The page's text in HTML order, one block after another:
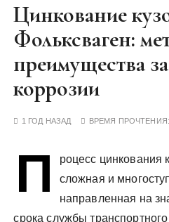
Цинкование
Фольксваген:
преимущества
коррозии
1 ГОД НАЗАД ВРЕМЯ
П
роцесс цинкования
сложная и
направленная на
срока службы